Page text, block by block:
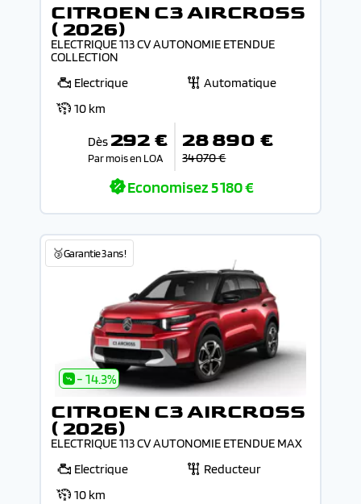
CITROEN C3 AIRCROSS
( 2026)
ELECTRIQUE 113 CV AUTONOMIE ETENDUE
COLLECTION
Electrique
Automatique
10 km
Dès 292 €
Par mois en LOA
28 890 €
34 070 €
Economisez5 180 €
🥉Garantie 3 ans !
- 14.3%
CITROEN C3 AIRCROSS
( 2026)
ELECTRIQUE 113 CV AUTONOMIE ETENDUE MAX
Electrique
Reducteur
10 km